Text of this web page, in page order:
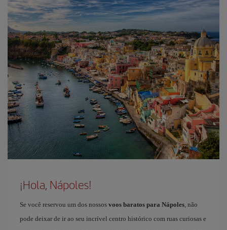
¡Hola, Nápoles!
Se você reservou um dos nossos voos baratos para Nápoles, não
pode deixar de ir ao seu incrível centro histórico com ruas curiosas e